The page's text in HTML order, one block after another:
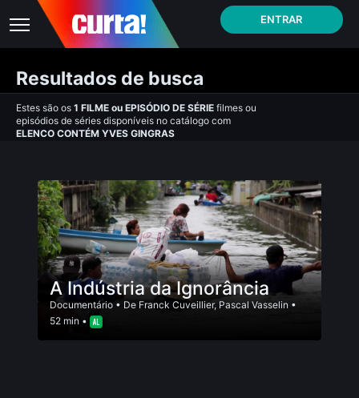
ENTRAR
Resultados de busca
Estes são os 1 FILME ou EPISÓDIO DE SÉRIE filmes ou
episódios de séries disponíveis no catálogo com
ELENCO CONTÉM YVES GINGRAS
A Indústria da Ignorância
Documentário • De Franck Cuveillier, Pascal Vasselin •
52 min •